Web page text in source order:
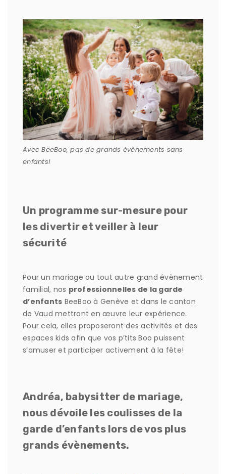
Avec BeeBoo, pas de grands évènements sans
enfants!
Un programme sur-mesure pour
les divertir et veiller à leur
sécurité
Pour un mariage ou tout autre grand évènement
familial, nos professionnelles de la garde
d’enfants BeeBoo à Genève et dans le canton
de Vaud mettront en œuvre leur expérience.
Pour cela, elles proposeront des activités et des
espaces kids afin que vos p’tits Boo puissent
s’amuser et participer activement à la fête!
Andréa, babysitter de mariage,
nous dévoile les coulisses de la
garde d’enfants lors de vos plus
grands évènements.